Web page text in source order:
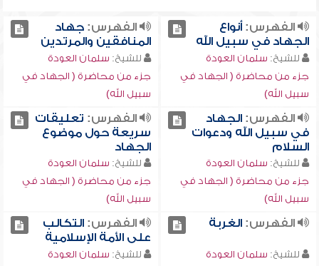
الفهرس:أنواع
الجهاد في سبيل الله
للشيخ: سلمان العودة
جزء من محاضرة ( الجهاد في
سبيل الله)
الفهرس:جهاد
المنافقين والمرتدين
للشيخ: سلمان العودة
جزء من محاضرة ( الجهاد في
سبيل الله)
الفهرس:الجهاد
في سبيل الله ودعوات
السلام
للشيخ: سلمان العودة
جزء من محاضرة ( الجهاد في
سبيل الله)
الفهرس: تعليقات
سريعة حول موضوع
الجهاد
للشيخ: سلمان العودة
جزء من محاضرة ( الجهاد في
سبيل الله)
الفهرس:الغربة
للشيخ: سلمان العودة
الفهرس:التكالب
على الأمة الإسلامية
للشيخ: سلمان العودة